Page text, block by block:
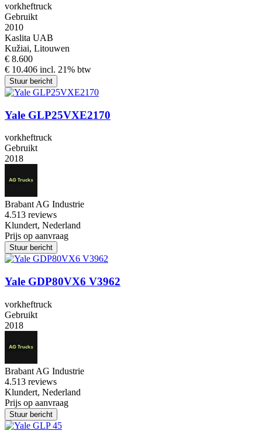
vorkheftruck
Gebruikt
2010
Kaslita UAB
Kužiai, Litouwen
€ 8.600
€ 10.406 incl. 21% btw
Stuur bericht
Yale GLP25VXE2170
vorkheftruck
Gebruikt
2018
Brabant AG Industrie
4.513 reviews
Klundert, Nederland
Prijs op aanvraag
Stuur bericht
Yale GDP80VX6 V3962
vorkheftruck
Gebruikt
2018
Brabant AG Industrie
4.513 reviews
Klundert, Nederland
Prijs op aanvraag
Stuur bericht